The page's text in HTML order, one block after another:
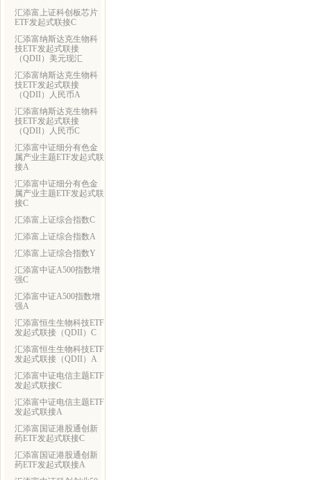
汇添富上证科创板芯片
ETF发起式联接C
汇添富纳斯达克生物科
技ETF发起式联接
（QDII）美元现汇
汇添富纳斯达克生物科
技ETF发起式联接
（QDII）人民币A
汇添富纳斯达克生物科
技ETF发起式联接
（QDII）人民币C
汇添富中证细分有色金
属产业主题ETF发起式联
接A
汇添富中证细分有色金
属产业主题ETF发起式联
接C
汇添富上证综合指数C
汇添富上证综合指数A
汇添富上证综合指数Y
汇添富中证A500指数增
强C
汇添富中证A500指数增
强A
汇添富恒生生物科技ETF
发起式联接（QDII）C
汇添富恒生生物科技ETF
发起式联接（QDII）A
汇添富中证电信主题ETF
发起式联接C
汇添富中证电信主题ETF
发起式联接A
汇添富国证港股通创新
药ETF发起式联接C
汇添富国证港股通创新
药ETF发起式联接A